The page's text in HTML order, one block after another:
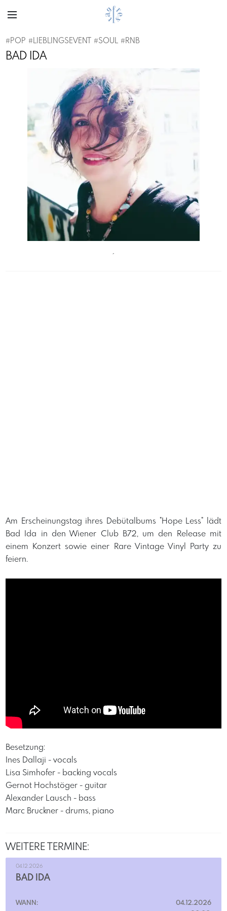
#POP #LIEBLINGSEVENT #SOUL #RNB
BAD IDA
Previous Next
´
Am Erscheinungstag ihres Debütalbums "Hope Less" lädt
Bad Ida in den Wiener Club B72, um den Release mit
einem Konzert sowie einer Rare Vintage Vinyl Party zu
feiern.
Besetzung:
​Ines Dallaji - vocals
​Lisa Simhofer - backing vocals
​Gernot Hochstöger - guitar
​Alexander Lausch - bass
​Marc Bruckner - drums, piano​
WEITERE TERMINE:
04.12.2026
BAD IDA
WANN:
04.12.2026